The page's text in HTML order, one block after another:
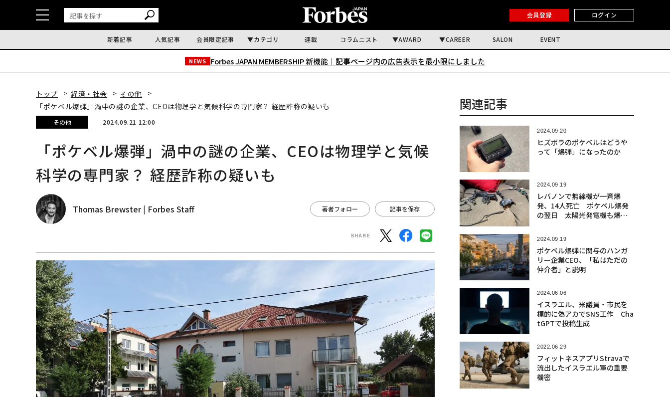
会員登録 ログイン
新着記事 人気記事 会員限定記事 カテゴリ 連載 コラムニスト AWARD CAREER SALON EVENT
NEWS Forbes JAPAN MEMBERSHIP 新機能｜ 記事ページ内の広告表示を最小限にしました
トップ 経済・社会
その他
「ポケベル爆弾」渦中の謎の企業、CEOは物理学と気候科学の専門家？ 経歴詐称の疑いも
その他 2024.09.21 12:00
「ポケベル爆弾」渦中の謎の企業、CEOは物理学と気候
科学の専門家？ 経歴詐称の疑いも
Thomas Brewster | Forbes Staff 著者フォロー 記事を保存
関連記事
2024.09.20
ヒズボラのポケベルはどうや
って「爆弾」になったのか
2024.09.19
レバノンで無線機が一斉爆
発、14人死亡 ポケベル爆発
の翌日 太陽光発電機も爆発
2024.09.19
ポケベル爆弾に関与のハンガ
リー企業CEO、「私はただの
仲介者」と説明
2024.06.06
イスラエル、米議員・市民を
標的に偽アカでSNS工作 Cha
tGPTで投稿生成
2022.06.29
フィットネスアプリStravaで
流出したイスラエル軍の重要
機密